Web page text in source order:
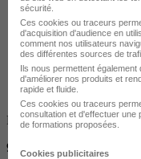
Finançable CPF
950 €
sécurité.
Ces cookies ou traceurs
d'acquisition d'audience en
comment nos utilisateurs
des différentes sources de
Ils nous permettent également
d'améliorer nos produits et
rapide et fluide.
Ces cookies ou traceurs
consultation et d'effectuer une
de formations proposées.
Cookies publicitaires